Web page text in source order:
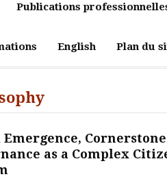
Publications
English Plan du
Emergence,
as a Complex